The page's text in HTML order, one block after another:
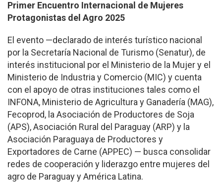
Primer Encuentro Internacional de Mujeres
Protagonistas del Agro 2025
El evento —declarado de interés turístico nacional
por la Secretaría Nacional de Turismo (Senatur), de
interés institucional por el Ministerio de la Mujer y el
Ministerio de Industria y Comercio (MIC) y cuenta
con el apoyo de otras instituciones tales como el
INFONA, Ministerio de Agricultura y Ganadería (MAG),
Fecoprod, la Asociación de Productores de Soja
(APS), Asociación Rural del Paraguay (ARP) y la
Asociación Paraguaya de Productores y
Exportadores de Carne (APPEC) — busca consolidar
redes de cooperación y liderazgo entre mujeres del
agro de Paraguay y América Latina.